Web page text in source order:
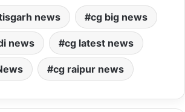
news cg big news
news cg latest news
cg raipur news